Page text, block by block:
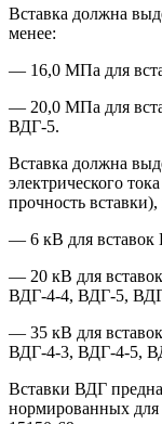
Вставка должна
менее:
— 16,0 МПа для
— 20,0 МПа для
ВДГ-5.
Вставка должна
электрического
прочность
— 6 кВ для
— 20 кВ для
ВДГ-4-4, ВДГ-5,
— 35 кВ для
ВДГ-4-3, ВДГ-4-5,
Вставки ВДГ
нормированных